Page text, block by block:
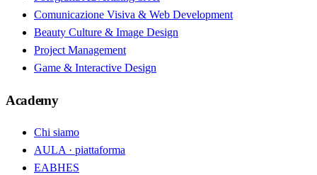
Comunicazione Visiva & Web Development
Beauty Culture & Image Design
Project Management
Game & Interactive Design
Academy
Chi siamo
AULA · piattaforma
EABHES